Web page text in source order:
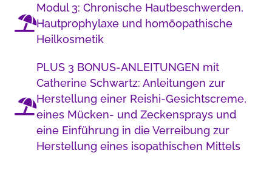
Modul 3: Chronische Hautbeschwerden,
Hautprophylaxe und homöopathische
Heilkosmetik
PLUS 3 BONUS-ANLEITUNGEN mit
Catherine Schwartz: Anleitungen zur
Herstellung einer Reishi-Gesichtscreme,
eines Mücken- und Zeckensprays und
eine Einführung in die Verreibung zur
Herstellung eines isopathischen Mittels